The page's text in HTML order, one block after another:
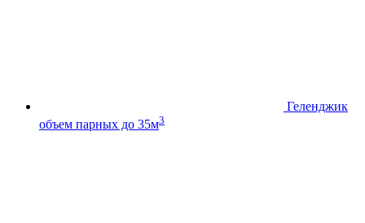
Геленджик
объем парных до 35м3